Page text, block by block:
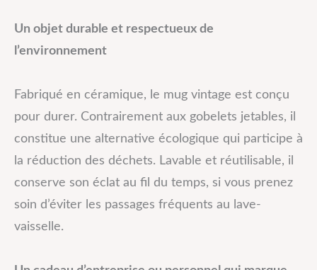
Un objet durable et respectueux de
l’environnement
Fabriqué en céramique, le mug vintage est conçu
pour durer. Contrairement aux gobelets jetables, il
constitue une alternative écologique qui participe à
la réduction des déchets. Lavable et réutilisable, il
conserve son éclat au fil du temps, si vous prenez
soin d’éviter les passages fréquents au lave-
vaisselle.